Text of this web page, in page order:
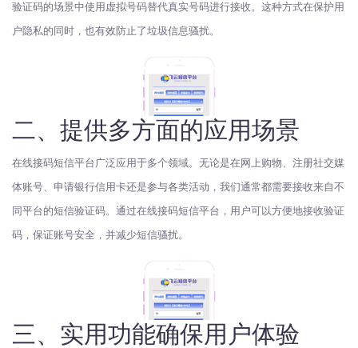
验证码的场景中使用虚拟号码替代真实号码进行接收。这种方式在保护用
户隐私的同时，也有效防止了垃圾信息骚扰。
二、提供多方面的应用场景
在线接码短信平台广泛应用于多个领域。无论是在网上购物、注册社交媒
体账号、申请银行信用卡还是参与各类活动，我们通常都需要接收来自不
同平台的短信验证码。通过在线接码短信平台，用户可以方便地接收验证
码，保证账号安全，并减少短信骚扰。
三、实用功能确保用户体验